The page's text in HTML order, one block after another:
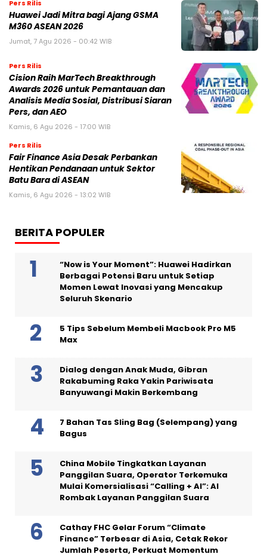
Pers Rilis
Huawei Jadi Mitra bagi Ajang GSMA
M360 ASEAN 2026
Jumat, 7 Agu 2026 - 00:42 WIB
Pers Rilis
Cision Raih MarTech Breakthrough
Awards 2026 untuk Pemantauan dan
Analisis Media Sosial, Distribusi Siaran
Pers, dan AEO
Kamis, 6 Agu 2026 - 17:00 WIB
Pers Rilis
Fair Finance Asia Desak Perbankan
Hentikan Pendanaan untuk Sektor
Batu Bara di ASEAN
Kamis, 6 Agu 2026 - 13:02 WIB
BERITA POPULER
“Now is Your Moment”: Huawei Hadirkan
Berbagai Potensi Baru untuk Setiap
Momen Lewat Inovasi yang Mencakup
Seluruh Skenario
5 Tips Sebelum Membeli Macbook Pro M5
Max
Dialog dengan Anak Muda, Gibran
Rakabuming Raka Yakin Pariwisata
Banyuwangi Makin Berkembang
7 Bahan Tas Sling Bag (Selempang) yang
Bagus
China Mobile Tingkatkan Layanan
Panggilan Suara, Operator Terkemuka
Mulai Komersialisasi “Calling + AI”: AI
Rombak Layanan Panggilan Suara
Cathay FHC Gelar Forum “Climate
Finance” Terbesar di Asia, Cetak Rekor
Jumlah Peserta, Perkuat Momentum